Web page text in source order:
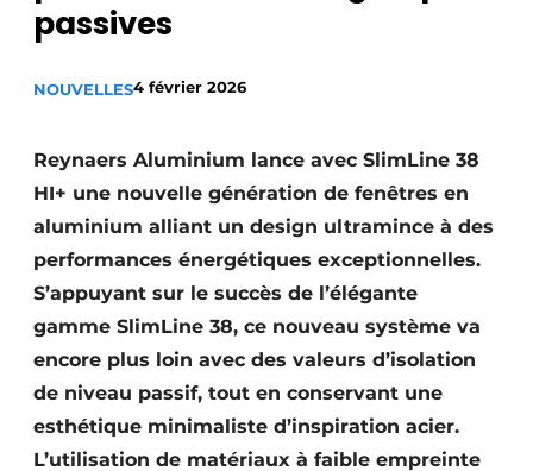
Termes et conditions
Construction bois
Contrôle d’accès
Éclairage
Fondations
Façades
Géotextiles
passives
NOUVELLES4 février 2026
Reynaers Aluminium lance avec SlimLine 38
HI+ une nouvelle génération de fenêtres en
aluminium alliant un design ultramince à des
performances énergétiques exceptionnelles.
S’appuyant sur le succès de l’élégante
gamme SlimLine 38, ce nouveau système va
encore plus loin avec des valeurs d’isolation
de niveau passif, tout en conservant une
esthétique minimaliste d’inspiration acier.
L’utilisation de matériaux à faible empreinte